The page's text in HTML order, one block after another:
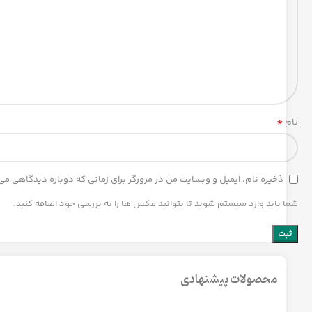
نام *
ذخیره نام، ایمیل و وبسایت من در مرورگر برای زمانی که دوباره دیدگاهی
شما باید وارد سیستم شوید تا بتوانید عکس ها را به بررسی خود اضافه کنید.
محصولات پیشنهادی